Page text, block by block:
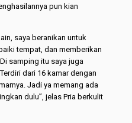
pun kian
saya beranikan untuk
tempat, dan memberikan
samping itu saya juga
dari 16 kamar dengan
Jadi ya memang ada
dulu”, jelas Pria berkulit